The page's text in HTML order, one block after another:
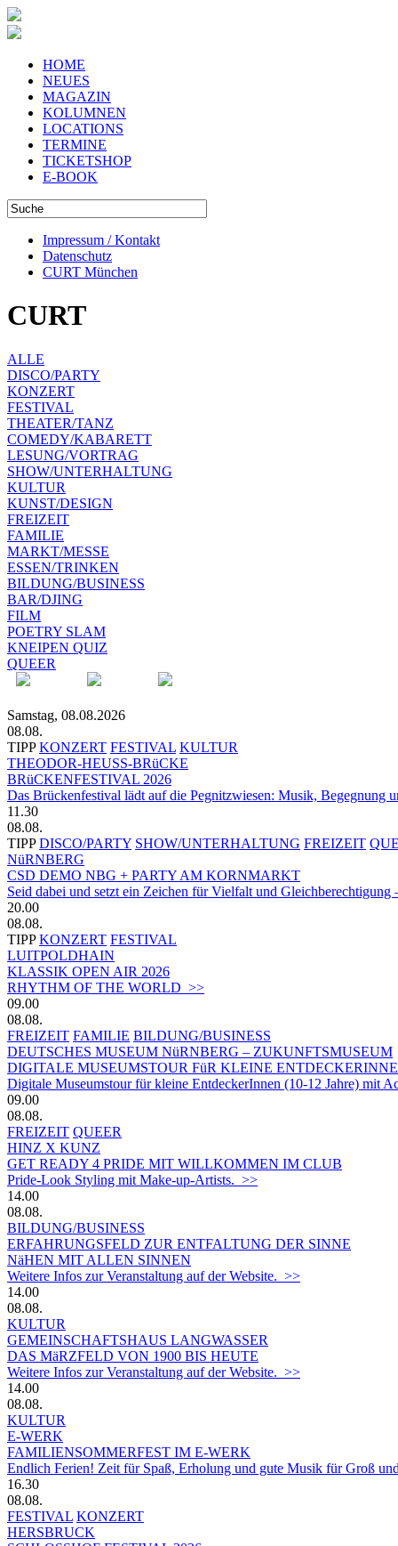
HOME
NEUES
MAGAZIN
KOLUMNEN
LOCATIONS
TERMINE
TICKETSHOP
E-BOOK
Impressum / Kontakt
Datenschutz
CURT München
CURT
ALLE
DISCO/PARTY
KONZERT
FESTIVAL
THEATER/TANZ
COMEDY/KABARETT
LESUNG/VORTRAG
SHOW/UNTERHALTUNG
KULTUR
KUNST/DESIGN
FREIZEIT
FAMILIE
MARKT/MESSE
ESSEN/TRINKEN
BILDUNG/BUSINESS
BAR/DJING
FILM
POETRY SLAM
KNEIPEN QUIZ
QUEER
Samstag, 08.08.2026
08.08.
TIPP KONZERT FESTIVAL KULTUR
THEODOR-HEUSS-BRüCKE
BRüCKENFESTIVAL 2026
Das Brückenfestival lädt auf die Pegnitzwiesen: Musik, Begegnung
11.30
08.08.
TIPP DISCO/PARTY SHOW/UNTERHALTUNG FREIZEIT
NüRNBERG
CSD DEMO NBG + PARTY AM KORNMARKT
Seid dabei und setzt ein Zeichen für Vielfalt und
20.00
08.08.
TIPP KONZERT FESTIVAL
LUITPOLDHAIN
KLASSIK OPEN AIR 2026
RHYTHM OF THE WORLD >>
09.00
08.08.
FREIZEIT FAMILIE BILDUNG/BUSINESS
DEUTSCHES MUSEUM NüRNBERG – ZUKUNFTSMUSEUM
DIGITALE MUSEUMSTOUR FüR KLEINE
Digitale Museumstour für kleine EntdeckerInnen (10-12 Jahre) mit
09.00
08.08.
FREIZEIT QUEER
HINZ X KUNZ
GET READY 4 PRIDE MIT WILLKOMMEN IM CLUB
Pride-Look Styling mit Make-up-Artists. >>
14.00
08.08.
BILDUNG/BUSINESS
ERFAHRUNGSFELD ZUR ENTFALTUNG DER SINNE
NäHEN MIT ALLEN SINNEN
Weitere Infos zur Veranstaltung auf der Website. >>
14.00
08.08.
KULTUR
GEMEINSCHAFTSHAUS LANGWASSER
DAS MäRZFELD VON 1900 BIS HEUTE
Weitere Infos zur Veranstaltung auf der Website. >>
14.00
08.08.
KULTUR
E-WERK
FAMILIENSOMMERFEST IM E-WERK
Endlich Ferien! Zeit für Spaß, Erholung und gute Musik für Groß
16.30
08.08.
FESTIVAL KONZERT
HERSBRUCK